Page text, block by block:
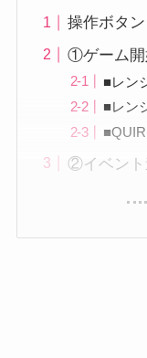
操作ボタン
①ゲーム開
■レン
■レン
②イベント